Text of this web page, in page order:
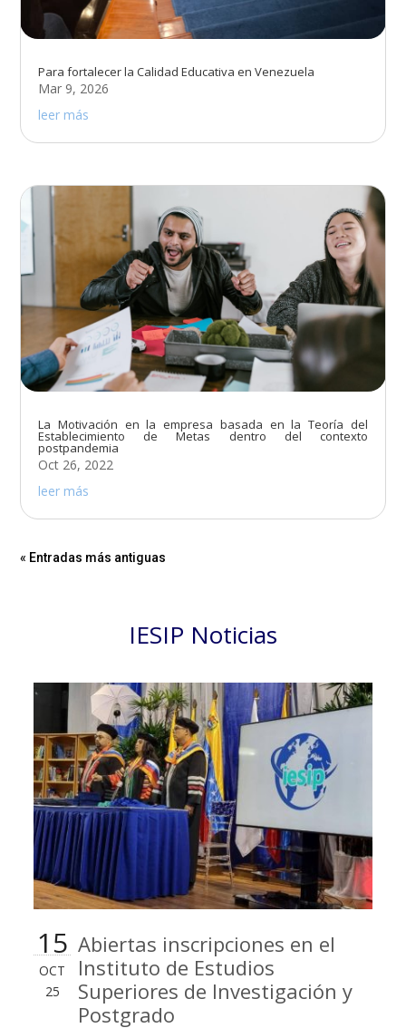
Para fortalecer la Calidad Educativa en Venezuela
Mar 9, 2026
leer más
La Motivación en la empresa basada en la Teoría del
Establecimiento de Metas dentro del contexto
postpandemia
Oct 26, 2022
leer más
« Entradas más antiguas
IESIP Noticias
15
OCT
25
Abiertas inscripciones en el
Instituto de Estudios
Superiores de Investigación y
Postgrado